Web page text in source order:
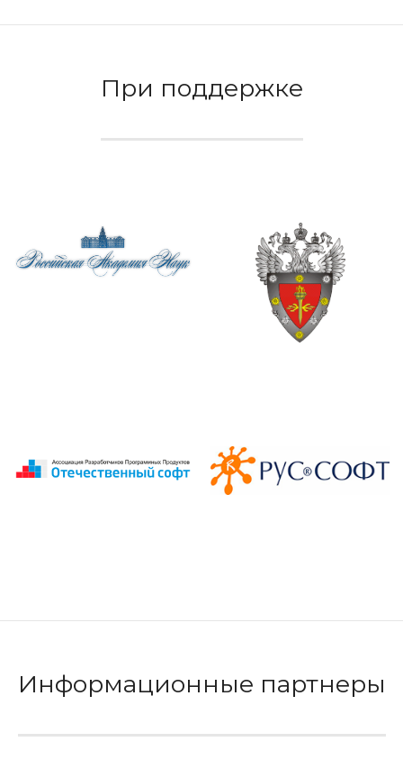
При поддержке
Информационные партнеры